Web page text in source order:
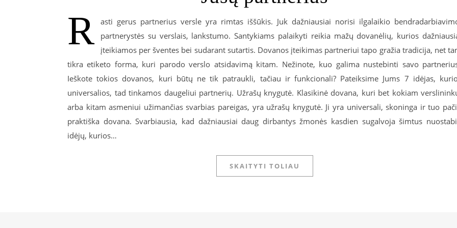
R asti gerus partnerius versle yra rimtas iššūkis. Juk dažniausiai norisi ilgalaikio
partnerystės su verslais, lankstumo. Santykiams palaikyti reikia mažų dovanėlių, kurios
įteikiamos per šventes bei sudarant sutartis. Dovanos įteikimas partneriui tapo gražia tradicija, net
tikra etiketo forma, kuri parodo verslo atsidavimą kitam. Nežinote, kuo galima nustebinti savo
Ieškote tokios dovanos, kuri būtų ne tik patraukli, tačiau ir funkcionali? Pateiksime Jums 7 idėjas,
universalios, tad tinkamos daugeliui partnerių. Užrašų knygutė. Klasikinė dovana, kuri bet kokiam
arba kitam asmeniui užimančias svarbias pareigas, yra užrašų knygutė. Ji yra universali, skoninga ir tuo
praktiška dovana. Svarbiausia, kad dažniausiai daug dirbantys žmonės kasdien sugalvoja šimtus
idėjų, kurios…
SKAITYTI TOLIAU